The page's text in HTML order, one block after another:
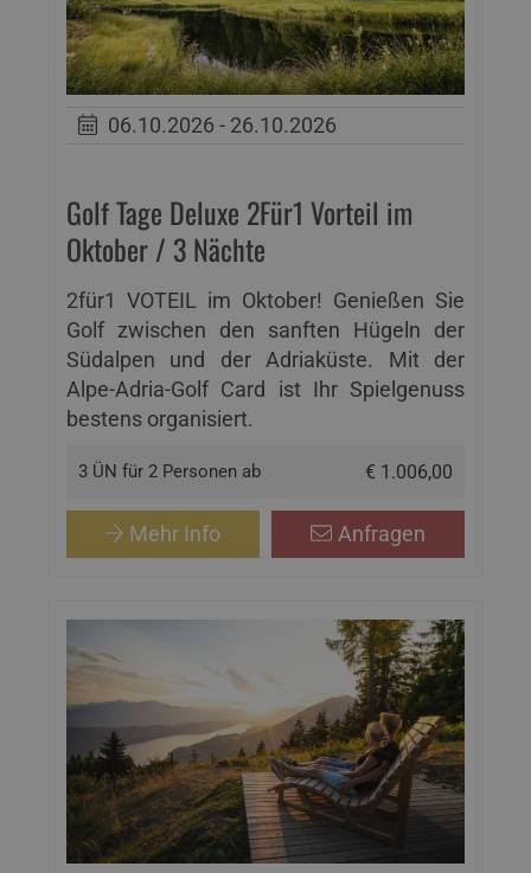
06.10.2026 - 26.10.2026
Golf Tage Deluxe 2Für1 Vorteil im
Oktober / 3 Nächte
2für1 VOTEIL im Oktober! Genießen Sie
Golf zwischen den sanften Hügeln der
Südalpen und der Adriaküste. Mit der
Alpe-Adria-Golf Card ist Ihr Spielgenuss
bestens organisiert.
3 ÜN für 2 Personen ab € 1.006,00
Mehr Info Anfragen